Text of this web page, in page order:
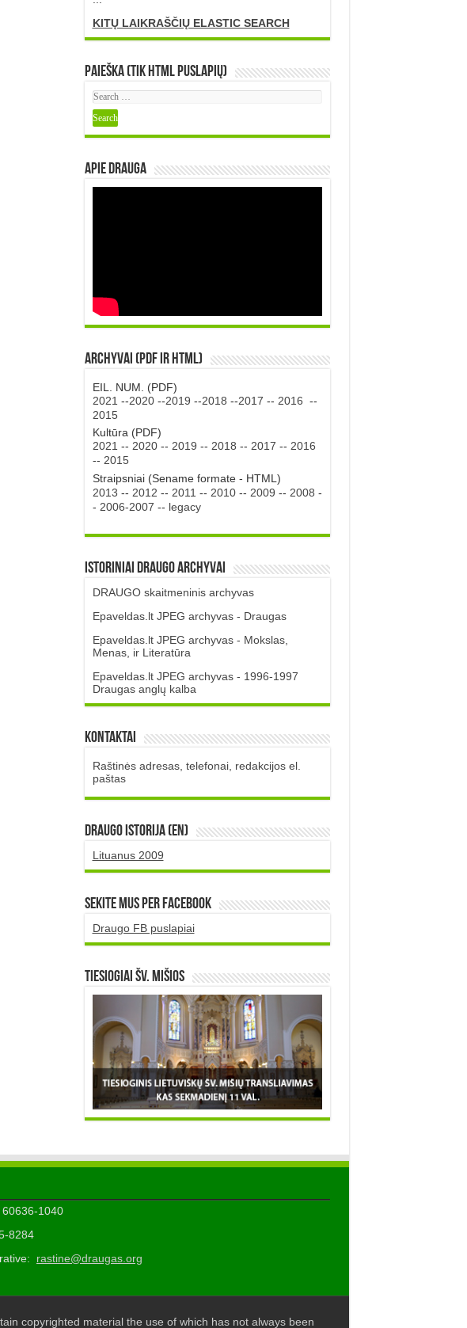
KITŲ LAIKRAŠČIŲ ELASTIC SEARCH
Paieška (tik HTML puslapių)
Apie DRAUGA
Archyvai (PDF ir HTML)
EIL. NUM. (PDF)
2021 --2020--2019 --2018 --2017 -- 2016 --
2015
Kultūra (PDF)
2021 -- 2020-- 2019 -- 2018 -- 2017 -- 2016
-- 2015
Straipsniai (Sename formate - HTML)
2013 -- 2012 -- 2011 -- 2010-- 2009 -- 2008 -
- 2006-2007 -- legacy
Istoriniai DRAUGO Archyvai
DRAUGO skaitmeninis archyvas
Epaveldas.lt JPEG archyvas - Draugas
Epaveldas.lt JPEG archyvas - Mokslas,
Menas, ir Literatūra
Epaveldas.lt JPEG archyvas - 1996-1997
Draugas anglų kalba
Kontaktai
Raštinės adresas, telefonai, redakcijos el.
paštas
DRAUGO istorija (EN)
Lituanus 2009
Sekite mus per Facebook
Draugo FB puslapiai
TIESIOGIAI šv. MIŠIOS
1040
8284
rastine@draugas.org
copyrighted material the use of which has not always been